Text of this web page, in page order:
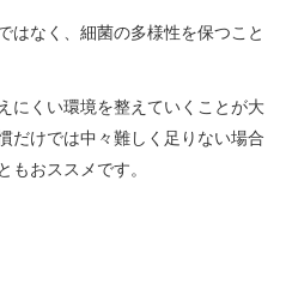
はなく、細菌の多様性を保つこと
にくい環境を整えていくことが大
だけでは中々難しく足りない場合
もおススメです。